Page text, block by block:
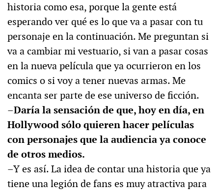
historia como esa, porque la gente está
esperando ver qué es lo que va a pasar con tu
personaje en la continuación. Me preguntan si
va a cambiar mi vestuario, si van a pasar cosas
en la nueva película que ya ocurrieron en los
comics o si voy a tener nuevas armas. Me
encanta ser parte de ese universo de ficción.
–Daría la sensación de que, hoy en día, en
Hollywood sólo quieren hacer películas
con personajes que la audiencia ya conoce
de otros medios.
–Y es así. La idea de contar una historia que ya
tiene una legión de fans es muy atractiva para